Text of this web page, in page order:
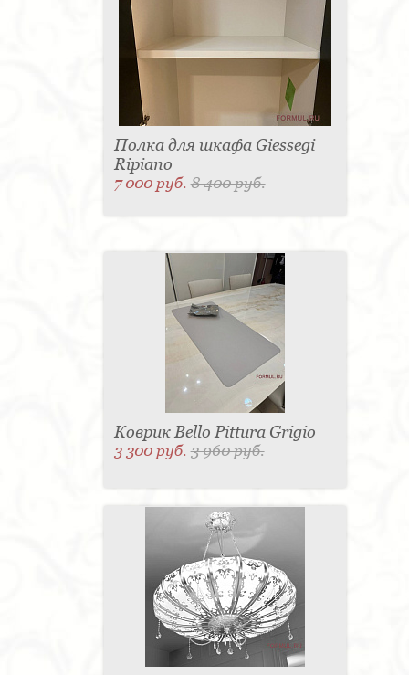
Полка для шкафа Giessegi
Ripiano
7 000 руб.8 400 руб.
Коврик Bello Pittura Grigio
3 300 руб.3 960 руб.